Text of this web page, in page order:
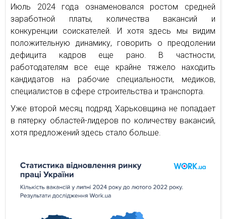
Июль 2024 года ознаменовался ростом средней
заработной платы, количества вакансий и
конкуренции соискателей. И хотя здесь мы видим
положительную динамику, говорить о преодолении
дефицита кадров еще рано. В частности,
работодателям все еще крайне тяжело находить
кандидатов на рабочие специальности, медиков,
специалистов в сфере строительства и транспорта.
Уже второй месяц подряд Харьковщина не попадает
в пятерку областей-лидеров по количеству вакансий,
хотя предложений здесь стало больше.